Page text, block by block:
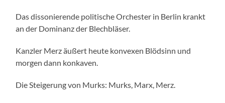
Das dissonierende politische Orchester in Berlin krankt
an der Dominanz der Blechbläser.
Kanzler Merz äußert heute konvexen Blödsinn und
morgen dann konkaven.
Die Steigerung von Murks: Murks, Marx, Merz.